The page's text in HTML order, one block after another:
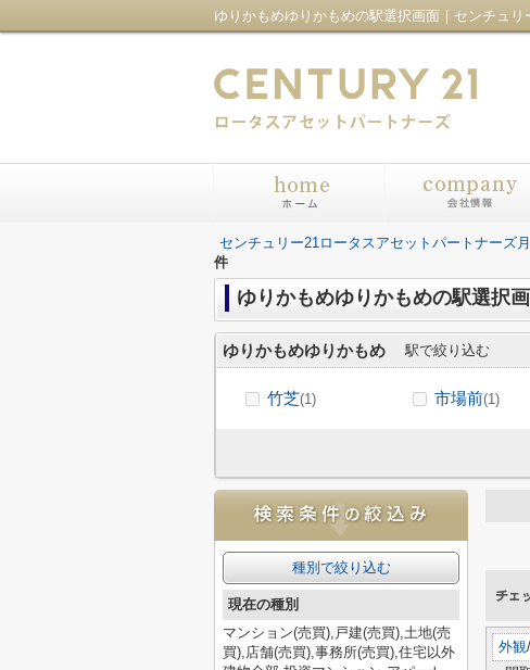
センチュリー21ロータスアセットパートナーズ
件
ゆりかもめゆりかもめの駅選択
ゆりかもめゆりかもめ 駅で絞り込む
竹芝(1) 市場前(1)
外観/
種別で絞り込む
現在の種別
マンション(売買),戸建(売買),土地(売
買),店舗(売買),事務所(売買),住宅以外